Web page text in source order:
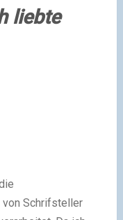
liebte
von Schrifsteller